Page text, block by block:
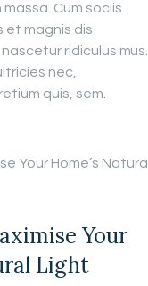
Cum sociis
magnis dis
ridiculus mus.
nec,
quis, sem.
Your
Light